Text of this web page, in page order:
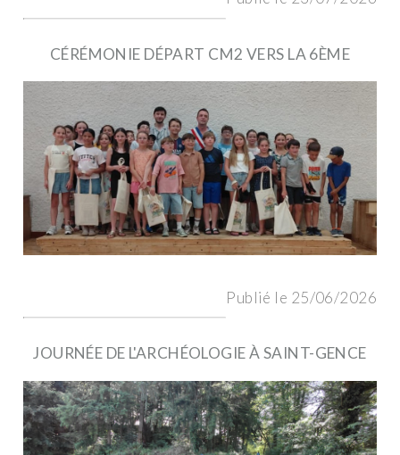
CÉRÉMONIE DÉPART CM2 VERS LA 6ÈME
Publié le 25/06/2026
JOURNÉE DE L'ARCHÉOLOGIE À SAINT-GENCE